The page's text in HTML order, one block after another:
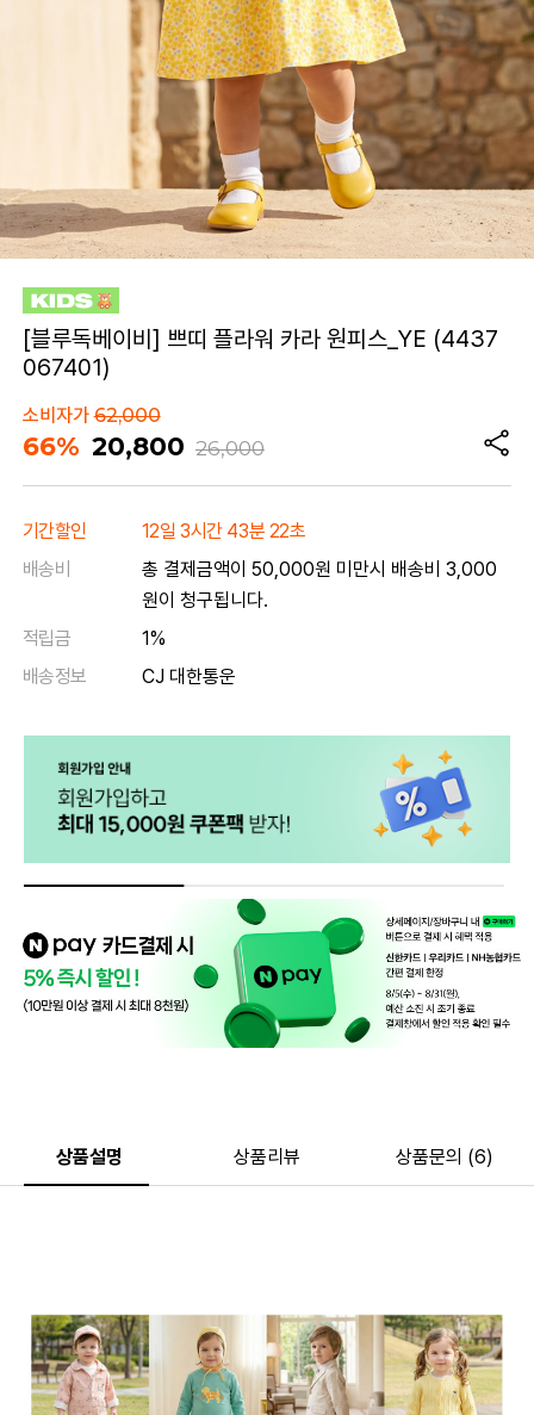
[블루독베이비] 쁘띠 플라워 카라 원피스_YE (4437
067401)
소비자가62,000
66% 20,800 26,000
기간할인
12일 3시간 43분 22초
배송비
총 결제금액이 50,000원 미만시 배송비 3,000
원이 청구됩니다.
적립금
1%
배송정보
CJ 대한통운
상품설명 상품리뷰 상품문의 (6)